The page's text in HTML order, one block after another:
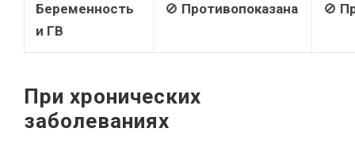
Беременность
и ГВ
🚫 Противопоказана 🚫
При хронических
заболеваниях